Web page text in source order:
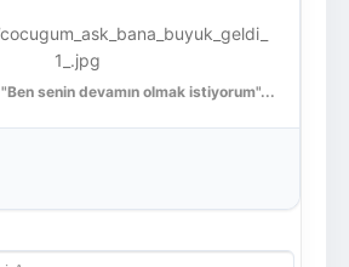
"Ben senin devamın olmak istiyorum"...